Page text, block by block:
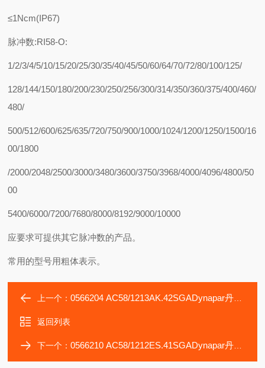
≤1Ncm(IP67)
脉冲数:RI58-O:
1/2/3/4/5/10/15/20/25/30/35/40/45/50/60/64/70/72/80/100/125/
128/144/150/180/200/230/250/256/300/314/350/360/375/400/460/
480/
500/512/600/625/635/720/750/900/1000/1024/1200/1250/1500/16
00/1800
/2000/2048/2500/3000/3480/3600/3750/3968/4000/4096/4800/50
00
5400/6000/7200/7680/8000/8192/9000/10000
应要求可提供其它脉冲数的产品。
常用的型号用粗体表示。
上一个：0566204 AC58/1213AK.42SGADynapar丹纳帕编码器HSD35409673AR
返回列表
下一个：0566210 AC58/1212ES.41SGADynapar丹纳帕编码器HSD35409674B6